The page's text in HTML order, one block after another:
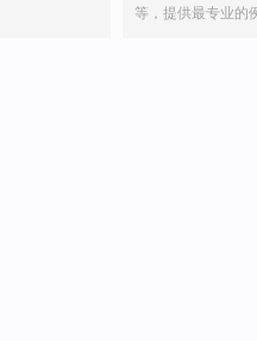
等，提供最专业的